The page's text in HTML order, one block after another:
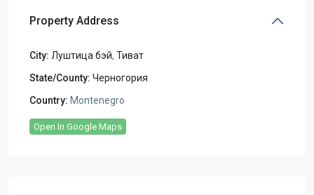
Property Address
City: Луштица бэй, Тиват
State/County: Черногория
Country: Montenegro
Open In Google Maps